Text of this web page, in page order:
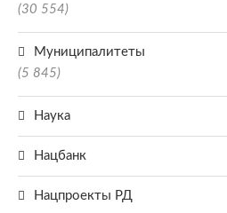
(30 554)
Муниципалитеты
(5 845)
Наука
Нацбанк
Нацпроекты РД